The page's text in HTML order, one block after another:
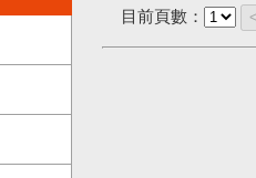
目前頁數：